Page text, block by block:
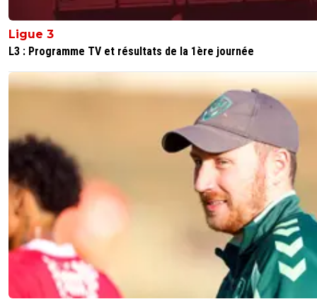
Ligue 3
L3 : Programme TV et résultats de la 1ère journée